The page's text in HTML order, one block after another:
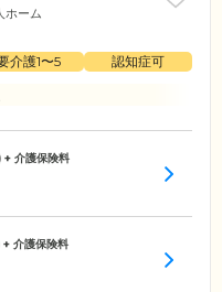
ホーム
介護1〜5
認知症可
+ 介護保険料
+ 介護保険料